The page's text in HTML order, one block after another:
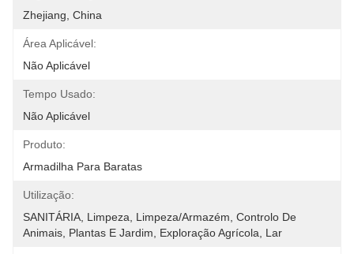
Zhejiang, China
Área Aplicável:
Não Aplicável
Tempo Usado:
Não Aplicável
Produto:
Armadilha Para Baratas
Utilização:
SANITÁRIA, Limpeza, Limpeza/Armazém, Controlo De
Animais, Plantas E Jardim, Exploração Agrícola, Lar